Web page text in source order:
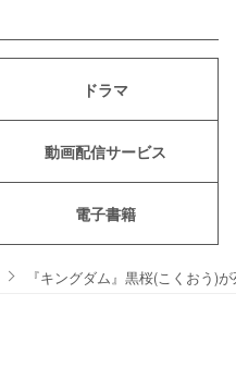
ドラマ
動画配信サービス
電子書籍
『キングダム』黒桜(こくおう)